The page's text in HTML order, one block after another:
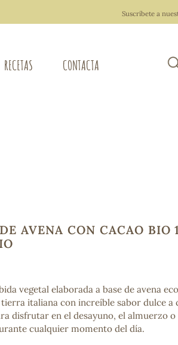
Suscríbete a
RECETAS CONTACTA
AVENA CON CACAO BIO
vegetal elaborada a base de avena
italiana con increíble sabor dulce a
disfrutar en el desayuno, el almuerzo
cualquier momento del día.